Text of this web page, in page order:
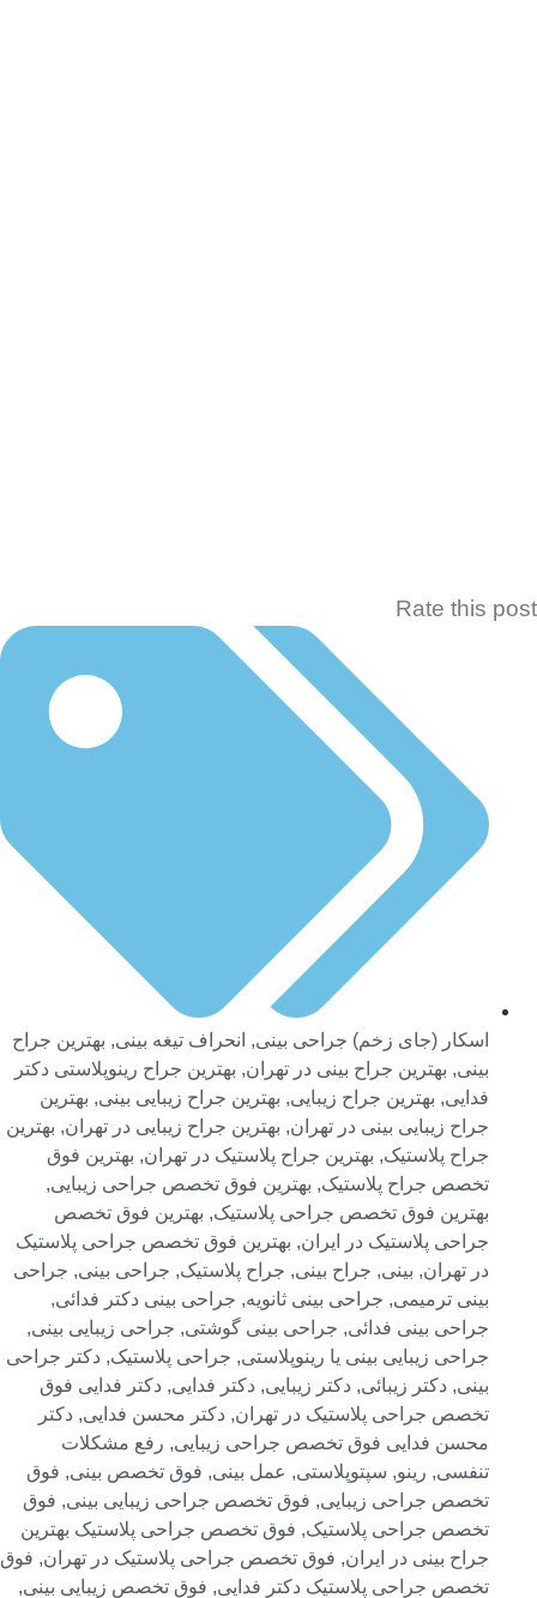
Rate this
اسکار (جای زخم) جراحی بینی,انحراف تیغه بینی,بهترین جراح
بینی,بهترین جراح بینی در تهران بهترین جراح رینوپلاستی دکتر
فدایی ,بهترین جراح زیبایی,بهترین جراح زیبایی بینی,بهترین
جراح زیبایی بینی در تهران بهترین جراح زیبایی در تهران بهترین
جراح پلاستیک,بهترین جراح پلاستیک در تهران بهترین فوق
تخصص جراح پلاستیک,بهترین فوق تخصص جراحی زیبایی,
بهترین فوق تخصص جراحی پلاستیک,بهترین فوق تخصص
جراحی پلاستیک در ایران بهترین فوق تخصص جراحی پلاستیک
در تهران بینی,جراح بینی,جراح پلاستیک,جراحی بینی,جراحی
بینی ترمیمی,جراحی بینی ثانویه,جراحی بینی دکتر فدائی ,
جراحی بینی فدائی ,جراحی بینی گوشتی,جراحی زیبایی بینی,
جراحی زیبایی بینی یا رینوپلاستی,جراحی پلاستیک,دکتر جراحی
بینی,دکتر زیبائی,دکتر زیبایی,دکتر فدایی ,دکتر فدایی فوق
تخصص جراحی پلاستیک در تهران دکتر محسن فدایی ,دکتر
محسن فدایی فوق تخصص جراحی زیبایی,رفع مشکلات
تنفسی,رینو ,سپتوپلاستی,عمل بینی,فوق تخصص بینی,فوق
تخصص جراحی زیبایی,فوق تخصص جراحی زیبایی بینی,فوق
تخصص جراحی پلاستیک,فوق تخصص جراحی پلاستیک بهترین
جراح بینی در ایران فوق تخصص جراحی پلاستیک در تهران فوق
تخصص جراحی پلاستیک دکتر فدایی ,فوق تخصص زیبایی بینی,